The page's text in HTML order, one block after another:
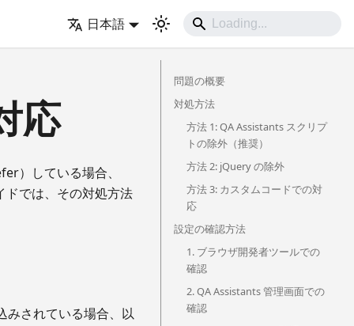
日本語
応
）している場合、
では、その対処方法
されている場合、以
問題の概要
対処方法
方法 1: QA Assistants スクリプ
トの除外（推奨）
方法 2: jQuery の除外
方法 3: カスタムコードでの対
応
設定の確認方法
1. ブラウザ開発者ツールでの
確認
2. QA Assistants 管理画面での
確認